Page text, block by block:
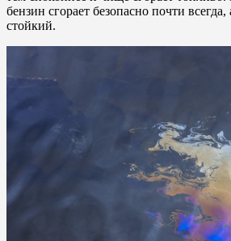
бензин сгорает безопасно почти
стойкий.